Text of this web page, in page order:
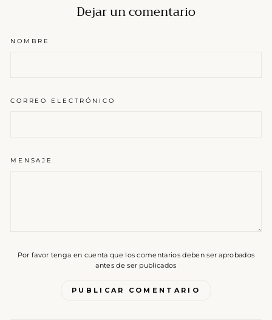
Dejar un comentario
NOMBRE
CORREO ELECTRÓNICO
MENSAJE
Por favor tenga en cuenta que los comentarios deben ser aprobados
antes de ser publicados
PUBLICAR COMENTARIO